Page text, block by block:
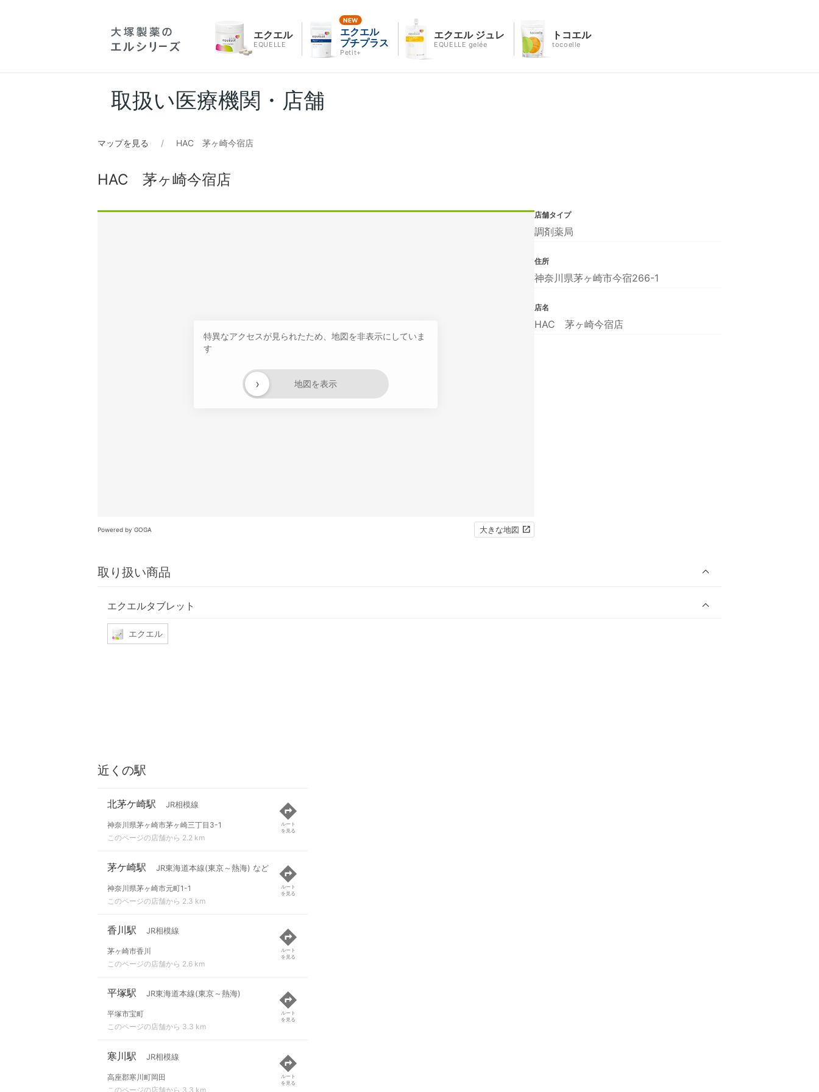
エクエル
EQUELLE
エクエル
プチプラス
Petit+
エクエル ジュレ
EQUELLE gelée
トコエル
tocoelle
取扱い医療機関・店舗
マップを見る HAC 茅ヶ崎今宿店
HAC 茅ヶ崎今宿店
特異なアクセスが見られたため、地図を非表示にしていま
す
地図を表示
›
Powered by GOGA 大きな地図
取り扱い商品
エクエルタブレット
エクエル
店舗タイプ
調剤薬局
住所
神奈川県茅ヶ崎市今宿266-1
店名
HAC 茅ヶ崎今宿店
近くの駅
北茅ケ崎駅 JR相模線
神奈川県茅ヶ崎市茅ヶ崎三丁目3-1
このページの店舗から 2.2 km
ルート
を見る
茅ケ崎駅 JR東海道本線(東京～熱海) など
神奈川県茅ヶ崎市元町1-1
このページの店舗から 2.3 km
ルート
を見る
香川駅 JR相模線
茅ヶ崎市香川
このページの店舗から 2.6 km
ルート
を見る
平塚駅 JR東海道本線(東京～熱海)
平塚市宝町
このページの店舗から 3.3 km
ルート
を見る
寒川駅 JR相模線
高座郡寒川町岡田
このページの店舗から 3.3 km
ルート
を見る